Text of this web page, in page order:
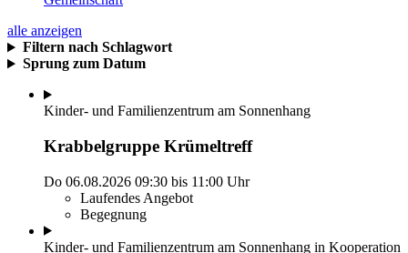
alle anzeigen
Filtern nach Schlagwort
Sprung zum Datum
Kinder- und Familienzentrum am Sonnenhang
Krabbelgruppe Krümeltreff
Do 06.08.2026 09:30 bis 11:00 Uhr
Laufendes Angebot
Begegnung
Kinder- und Familienzentrum am Sonnenhang in Kooperation